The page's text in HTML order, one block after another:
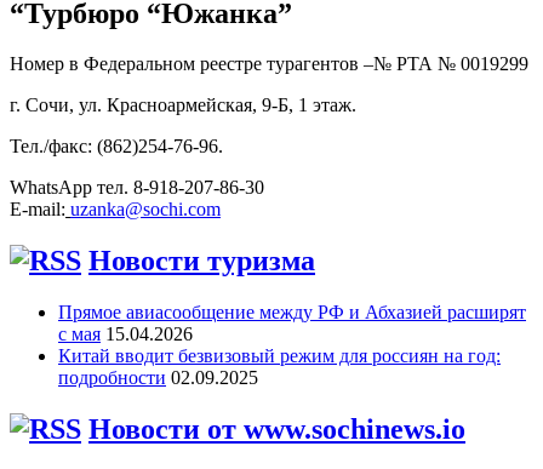
“Турбюро “Южанка”
Номер в Федеральном реестре турагентов –№ РТА № 0019299
г. Сочи, ул. Красноармейская, 9-Б, 1 этаж.
Тел./факс: (862)254-76-96.
WhatsApp тел. 8-918-207-86-30
E-mail: uzanka@sochi.com
Новости туризма
Прямое авиасообщение между РФ и Абхазией расширят
с мая 15.04.2026
Китай вводит безвизовый режим для россиян на год:
подробности 02.09.2025
Новости от www.sochinews.io